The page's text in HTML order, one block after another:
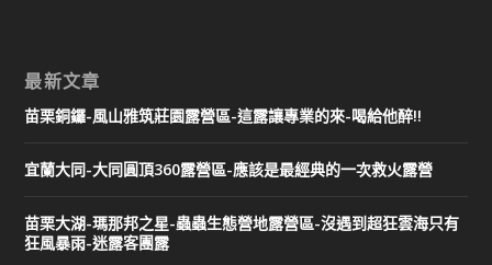
最新文章
苗栗銅鑼-風山雅筑莊園露營區-這露讓專業的來-喝給他醉!!
宜蘭大同-大同圓頂360露營區-應該是最經典的一次救火露營
苗栗大湖-瑪那邦之星-蟲蟲生態營地露營區-沒遇到超狂雲海只有
狂風暴雨-迷露客團露